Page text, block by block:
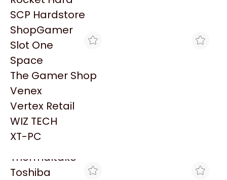
Philips
PowerColor
Razer
Redragon
Samsung
Sandisk
Sapphire
Seagate
Sentey
Solarmax
Thermaltake
Toshiba
SCP Hardstore
ShopGamer
Slot One
Space
The Gamer Shop
Venex
Vertex Retail
WIZ TECH
XT-PC
Explorá más productos similares
BLACK
MEMORIA DELL 32GB
$4.950.974